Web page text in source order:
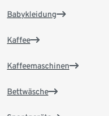
Babykleidung
Kaffee
Kaffeemaschinen
Bettwäsche